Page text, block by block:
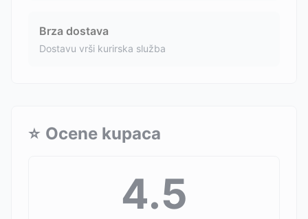
Brza dostava
Dostavu vrši kurirska služba
⭐ Ocene kupaca
4.5